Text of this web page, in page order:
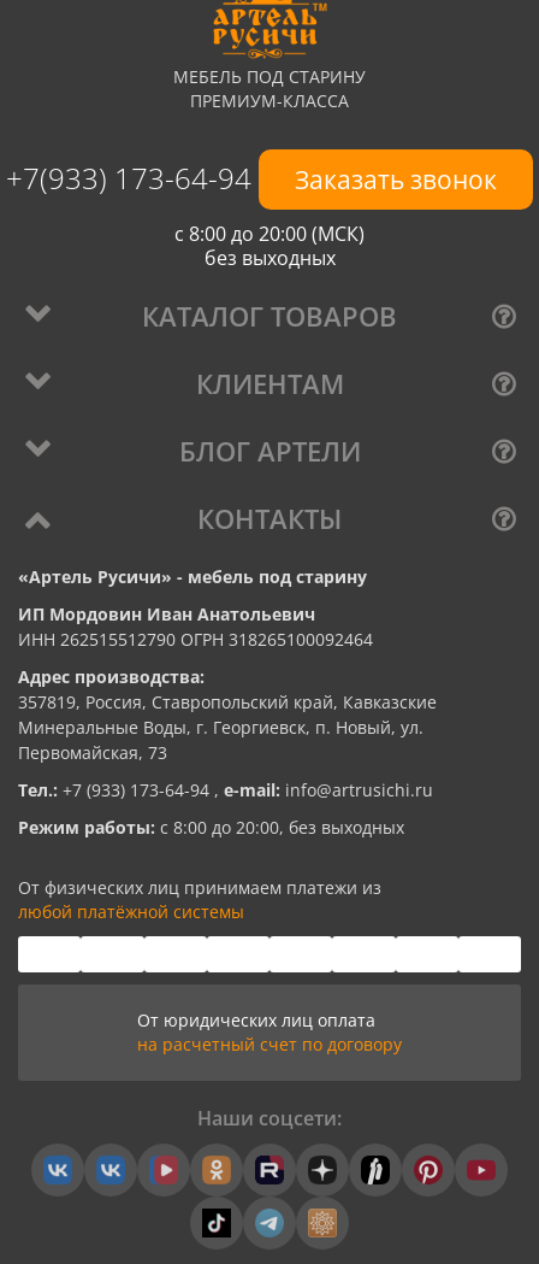
МЕБЕЛЬ ПОД СТАРИНУ
ПРЕМИУМ-КЛАССА
+7(933) 173-64-94 Заказать звонок
с 8:00 до 20:00 (МСК)
без выходных
КАТАЛОГ ТОВАРОВ
КЛИЕНТАМ
БЛОГ АРТЕЛИ
КОНТАКТЫ
«Артель Русичи» - мебель под старину
ИП Мордовин Иван Анатольевич
ИНН 262515512790 ОГРН 318265100092464
Адрес производства:
357819, Россия, Ставропольский край, Кавказские
Минеральные Воды, г. Георгиевск, п. Новый, ул.
Первомайская, 73
Тел.: +7 (933) 173-64-94 , e-mail: info@artrusichi.ru
Режим работы: с 8:00 до 20:00, без выходных
От физических лиц принимаем платежи из
любой платёжной системы
От юридических лиц оплата
на расчетный счет по договору
Наши соцсети: